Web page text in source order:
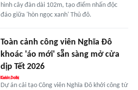
hình cây đàn dài 102m, tạo điểm nhấn độc
đáo giữa 'hòn ngọc xanh' Thủ đô.
Toàn cảnh công viên Nghĩa Đô
khoác 'áo mới' sẵn sàng mở cửa
dịp Tết 2026
Dự án cải tạo Công viên Nghĩa Đô khởi công từ